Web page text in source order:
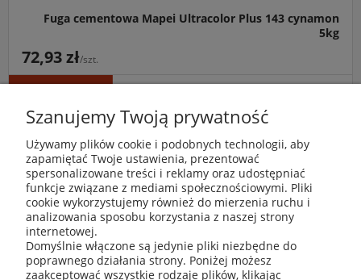
Fuga cementowa Mapei Ultracolor Plus 143 cynamon
5kg
72,93 zł/szt.
Szanujemy Twoją prywatność
Używamy plików cookie i podobnych technologii, aby
zapamiętać Twoje ustawienia, prezentować
spersonalizowane treści i reklamy oraz udostępniać
funkcje związane z mediami społecznościowymi. Pliki
cookie wykorzystujemy również do mierzenia ruchu i
analizowania sposobu korzystania z naszej strony
internetowej.
Domyślnie włączone są jedynie pliki niezbędne do
poprawnego działania strony. Poniżej możesz
zaakceptować wszystkie rodzaje plików, klikając